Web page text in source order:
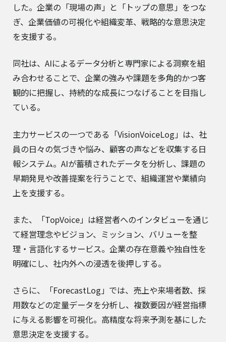
した。企業の「現場の声」と「トップの意思」をつな
ぎ、企業価値の可視化や組織変革、戦略的な意思決定
を支援する。
同社は、AIによるデータ分析と専門家による洞察を組
み合わせることで、企業の強みや課題を多角的かつ客
観的に把握し、持続的な成長につなげることを目指し
ている。
主力サービスの一つである「VisionVoiceLog」は、社
員の日々の気づきや悩み、顧客の声などを収集する日
報システム。AIが蓄積されたデータを分析し、課題の
早期発見や改善提案を行うことで、組織運営や業績向
上を支援する。
また、「TopVoice」は経営者へのインタビューを通じ
て経営理念やビジョン、ミッション、バリューを整
理・言語化するサービス。企業の存在意義や独自性を
明確にし、社内外への浸透を後押しする。
さらに、「ForecastLog」では、売上や来場者数、採
用数などの定量データを分析し、複数要因が経営指標
に与える影響を可視化。高精度な将来予測を基にした
意思決定を支援する。